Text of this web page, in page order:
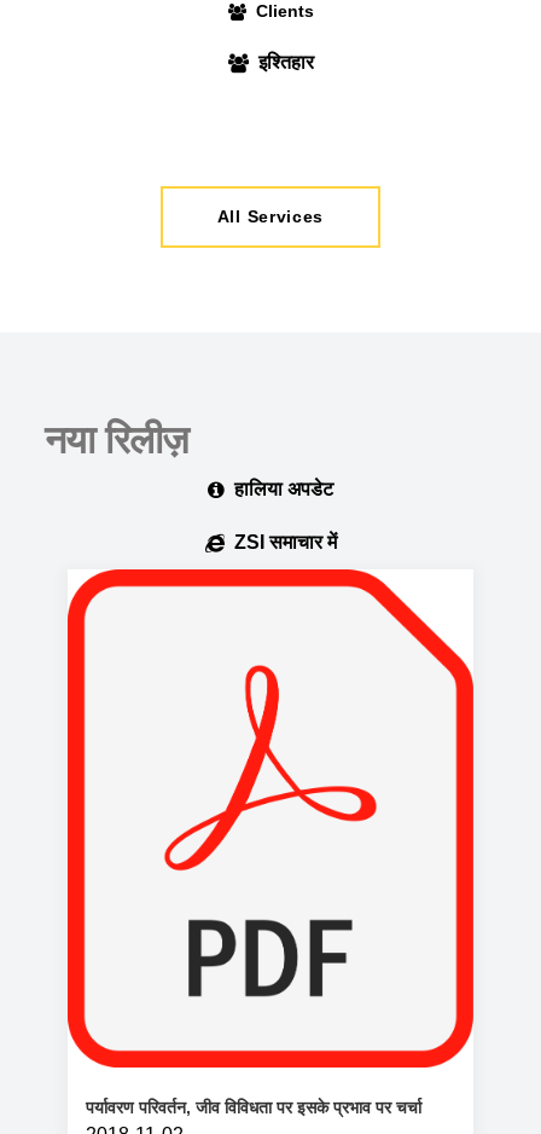
Clients
इश्तिहार
All Services
नया रिलीज़
हालिया अपडेट
ZSI समाचार में
पर्यावरण परिवर्तन, जीव विविधता पर इसके प्रभाव पर चर्चा